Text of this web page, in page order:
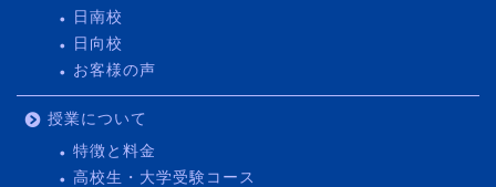
日南校
日向校
お客様の声
授業について
特徴と料金
高校生・大学受験コース